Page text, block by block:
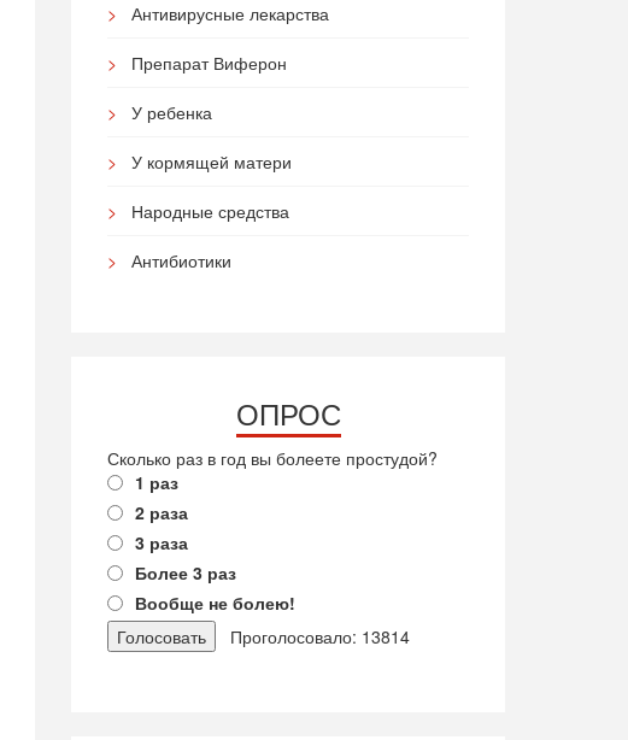
Антивирусные лекарства
Препарат Виферон
У ребенка
У кормящей матери
Народные средства
Антибиотики
ОПРОС
Сколько раз в год вы болеете простудой?
1 раз
2 раза
3 раза
Более 3 раз
Вообще не болею!
Проголосовало: 13814